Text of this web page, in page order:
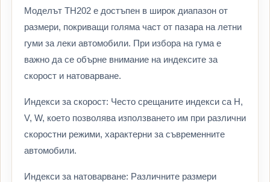
Моделът TH202 е достъпен в широк диапазон от
размери, покриващи голяма част от пазара на летни
гуми за леки автомобили. При избора на гума е
важно да се обърне внимание на индексите за
скорост и натоварване.
Индекси за скорост: Често срещаните индекси са H,
V, W, което позволява използването им при различни
скоростни режими, характерни за съвременните
автомобили.
Индекси за натоварване: Различните размери